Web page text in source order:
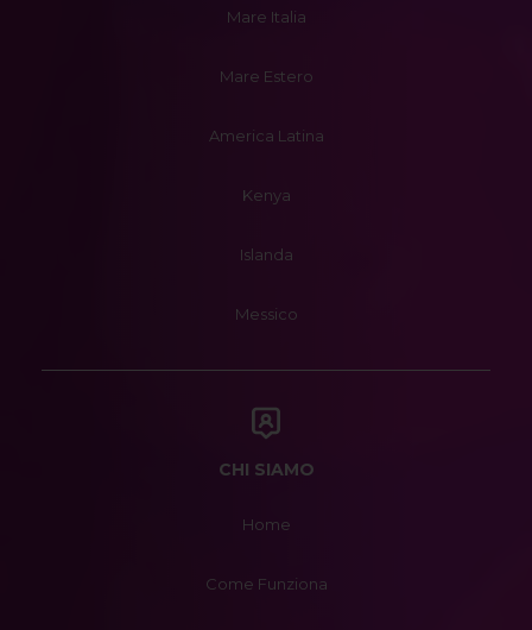
Mare Italia
Mare Estero
America Latina
Kenya
Islanda
Messico
CHI SIAMO
Home
Come Funziona